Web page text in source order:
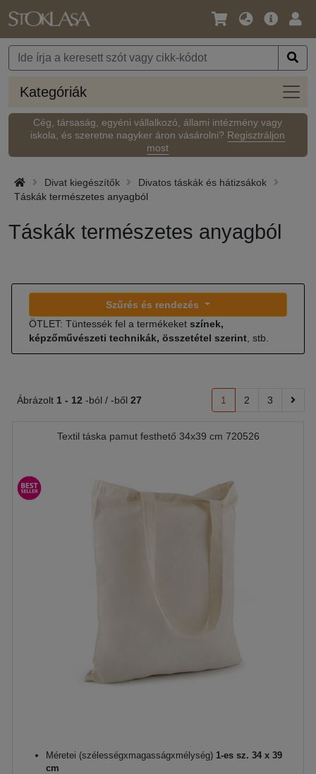
Nyelv
Pénznem
Fő
Kategóriák
Cég, társaság, egyéni vállalkozó, állami intézmény vagy
iskola, és szeretne nagyker áron vásárolni? Regisztráljon
most
Divat kiegészítők
Divatos táskák és hátizsákok
Táskák természetes anyagból
Táskák természetes anyagból
Szűrés és rendezés
ÖTLET: Tüntessék fel a termékeket színek,
képzőművészeti technikák, összetétel szerint , stb.
Ábrázolt 1 - 12 -ból / -ből 27 1 2 3
Textil táska pamut festhető 34x39 cm 720526
Méretei (szélességxmagasságxmélység) 1-es sz. 34 x 39
cm